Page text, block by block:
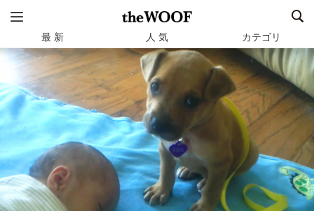
最 新 人 気 カテゴリ